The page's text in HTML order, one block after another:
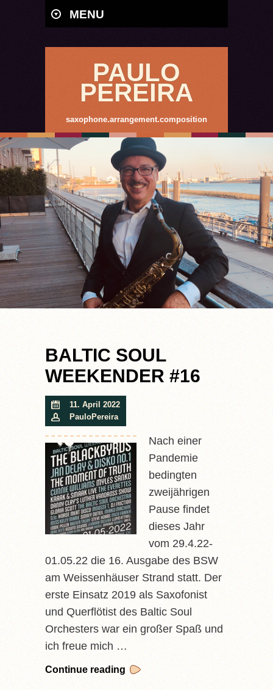
MENU
PAULO
PEREIRA
saxophone.arrangement.composition
BALTIC SOUL
WEEKENDER #16
11. April 2022
PauloPereira
Nach einer
Pandemie
bedingten
zweijährigen
Pause findet
dieses Jahr
vom 29.4.22-
01.05.22 die 16. Ausgabe des BSW
am Weissenhäuser Strand statt. Der
erste Einsatz 2019 als Saxofonist
und Querflötist des Baltic Soul
Orchesters war ein großer Spaß und
ich freue mich …
Continue reading